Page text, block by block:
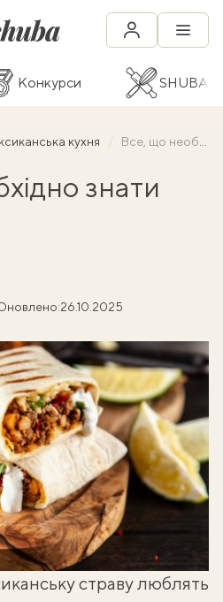
Конкурси SHUBA
кухня Все, що необхідно знати про бурито
знати
26.10.2025
страву люблять